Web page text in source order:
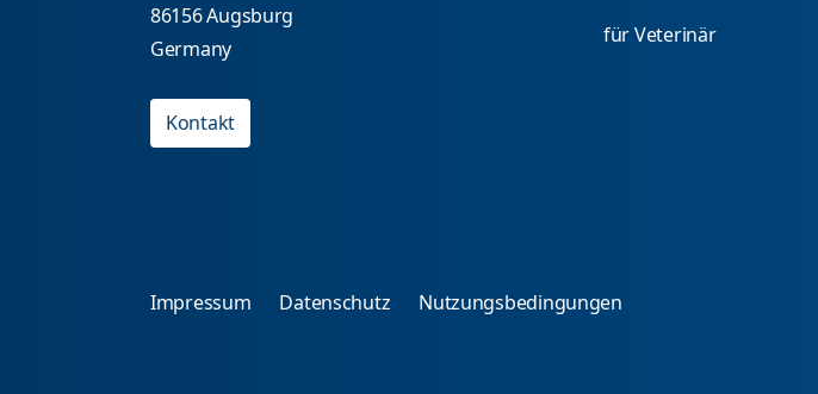
86156 Augsburg
Germany
Kontakt
für Veterinär
Impressum Datenschutz Nutzungsbedingungen